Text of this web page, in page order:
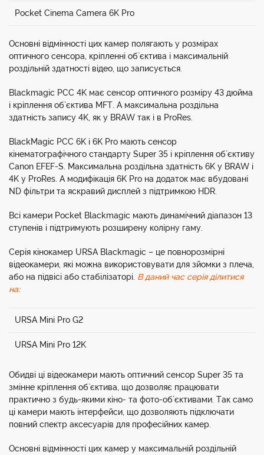
Pocket Cinema Camera 6K Pro
Основні відмінності цих камер полягають у розмірах
оптичного сенсора, кріпленні об`єктива і максимальній
роздільній здатності відео, що записується.
Blackmagic PCC 4K має сенсор оптичного розміру 43 дюйма
і кріплення об`єктива MFT. А максимальна роздільна
здатність запису 4K, як у BRAW так і в ProRes.
BlackMagic PCC 6K і 6K Pro мають сенсор
кінематографічного стандарту Super 35 і кріплення об`єктиву
Canon EFEF-S. Максимальна роздільна здатність 6K у BRAW і
4K у ProRes. А модифікація 6K Pro на додаток має вбудовані
ND фільтри та яскравий дисплей з підтримкою HDR.
Всі камери Pocket Blackmagic мають динамічний діапазон 13
ступенів і підтримують розширену колірну гаму.
Серія кінокамер URSA Blackmagic – це повнорозмірні
відеокамери, які можна використовувати для зйомки з плеча,
або на підвісі або стабілізаторі. В даний час серія ділитися
на:
URSA Mini Pro G2
URSA Mini Pro 12K
Обидві ці відеокамери мають оптичний сенсор Super 35 та
змінне кріплення об`єктива, що дозволяє працювати
практично з будь-якими кіно- та фото-об`єктивами. Так само
ці камери мають інтерфейси, що дозволяють підключати
повний спектр аксесуарів для професійних камер.
Основні відмінності цих камер у максимальній роздільній